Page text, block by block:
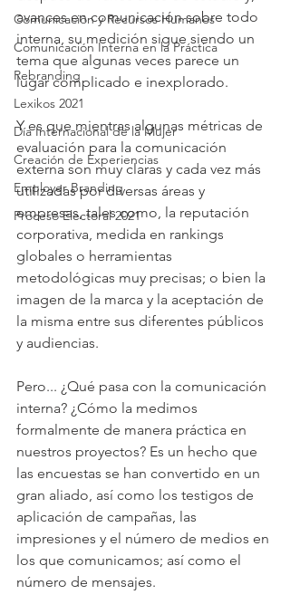
Comunicación y Recursos Humanos
Comunicación Interna en la Práctica
Rebranding
Lexikos 2021
Día Internacional de la Mujer
Creación de Experiencias
Employer Branding
Proceso Electoral 2021
avances en comunicación sobre todo
interna, su medición sigue siendo un
tema que algunas veces parece un
lugar complicado e inexplorado.
Y es que mientras algunas métricas de
evaluación para la comunicación
externa son muy claras y cada vez más
utilizadas por diversas áreas y
empresas, tales como, la reputación
corporativa, medida en rankings
globales o herramientas
metodológicas muy precisas; o bien la
imagen de la marca y la aceptación de
la misma entre sus diferentes públicos
y audiencias.
Pero... ¿Qué pasa con la comunicación
interna? ¿Cómo la medimos
formalmente de manera práctica en
nuestros proyectos? Es un hecho que
las encuestas se han convertido en un
gran aliado, así como los testigos de
aplicación de campañas, las
impresiones y el número de medios en
los que comunicamos; así como el
número de mensajes.